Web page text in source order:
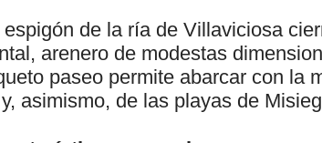
espigón de la ría de Villaviciosa
arenero de modestas
paseo permite abarcar con la
asimismo, de las playas de